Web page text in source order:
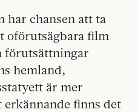
har chansen att ta
oförutsägbara film
förutsättningar
hemland,
är mer
finns det